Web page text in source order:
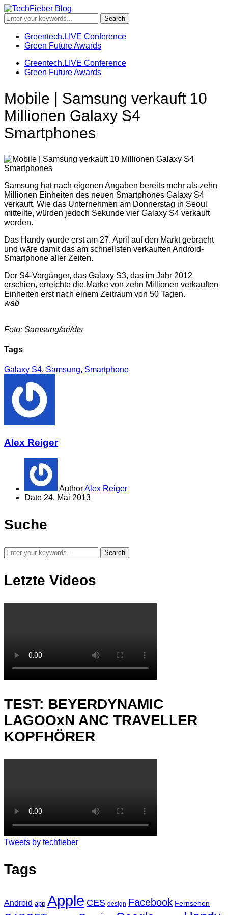
Greentech.LIVE Conference
Green Future Awards
Greentech.LIVE Conference
Green Future Awards
Mobile | Samsung verkauft 10
Millionen Galaxy S4
Smartphones
Samsung hat nach eigenen Angaben bereits mehr als zehn
Millionen Einheiten des neuen Smartphones Galaxy S4
verkauft. Wie das Unternehmen am Donnerstag in Seoul
mitteilte, würden jedoch Sekunde vier Galaxy S4 verkauft
werden.
Das Handy wurde erst am 27. April auf den Markt gebracht
und wäre damit das am schnellsten verkauften Android-
Smartphone aller Zeiten.
Der S4-Vorgänger, das Galaxy S3, das im Jahr 2012
erschien, erreichte die Marke von zehn Millionen verkauften
Einheiten erst nach einem Zeitraum von 50 Tagen.
wab
Foto: Samsung/ari/dts
Tags
Galaxy S4, Samsung, Smartphone
Alex Reiger
AuthorAlex Reiger
Date 24. Mai 2013
Suche
Letzte Videos
TEST: BEYERDYNAMIC
LAGOOxN ANC TRAVELLER
KOPFHÖRER
Tweets by techfieber
Tags
Android app Apple CES design Facebook Fernsehen